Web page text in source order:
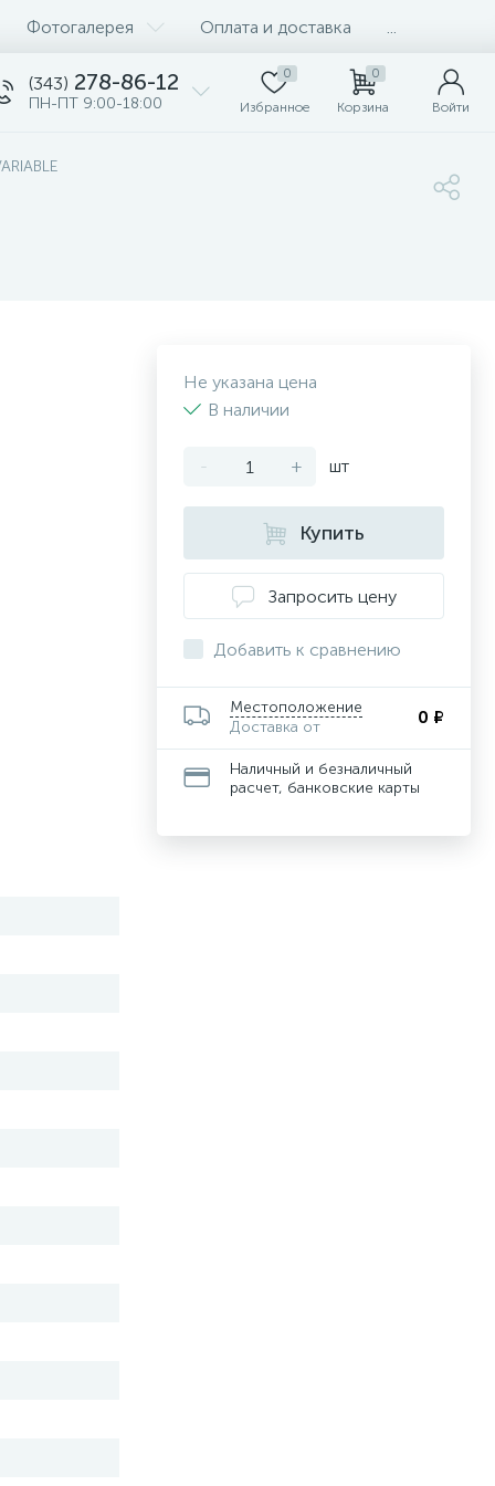
Фотогалерея Оплата и доставка
(343) 278-86-12
ПН-ПТ 9:00-18:00
0
Избранное
0
Корзина Войти
Не указана цена
В наличии
- + шт
Купить
Запросить цену
Добавить к сравнению
Местоположение
Доставка от
0 ₽
Наличный и безналичный
расчет, банковские карты